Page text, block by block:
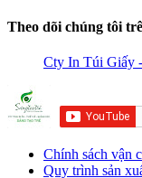
Theo dõi chúng tôi
Cty In Túi Giấy
Chính sách vận
Quy trình sản